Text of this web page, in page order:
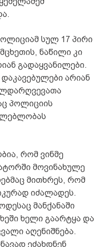
სულ 17 პირი
ნაწილი კი
გადაყვანილები.
დაკავებულები არიან
პოლიციის
რომ ვინმე
მოვინახულე
მითხრეს, რომ
იძალადეს.
მანქანაში
ხელი გაარტყა და
აღენიშნება.
ეძახდნენ